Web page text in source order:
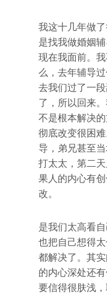
我这十几年做
是找我做婚姻
现在我面前。
么，去年辅导
去我们过了一
了，所以回来
不是根本解决
彻底改变很困
导，弟兄甚至
打太太，第二
果人的内心有
改。
是我们太高看
也把自己想得
都解决了。其
的内心深处还
要信得很肤浅